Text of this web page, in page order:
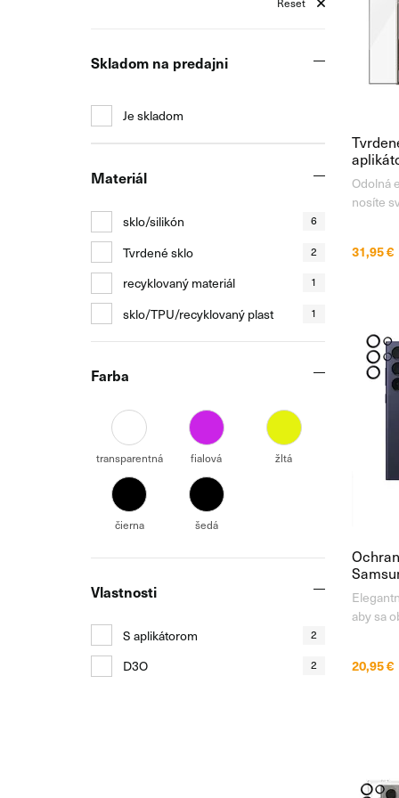
Reset
Skladom na predajni
Je skladom
Materiál
sklo/silikón 6
Tvrdené sklo 2
recyklovaný materiál 1
sklo/TPU/recyklovaný plast 1
Farba
transparentná fialová žltá
čierna šedá
Vlastnosti
S aplikátorom 2
D3O 2
S24
Odolná
nosíte
ľahko
31,95 €
aby sa
20,95 €